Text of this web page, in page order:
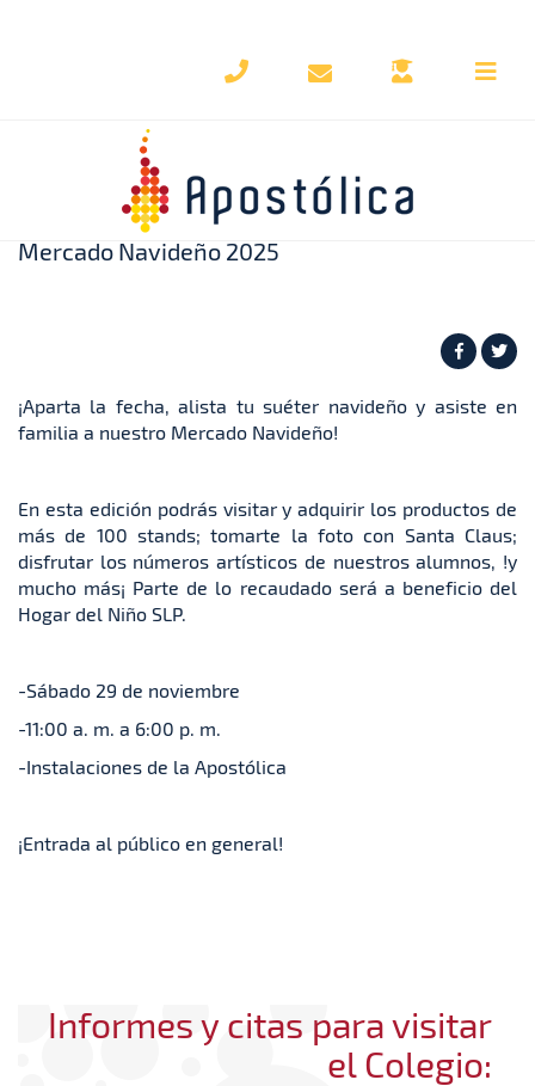
Regresar al blog
Mercado Navideño 2025
¡Aparta la fecha, alista tu suéter navideño y asiste en
familia a nuestro Mercado Navideño!
En esta edición podrás visitar y adquirir los productos de
más de 100 stands; tomarte la foto con Santa Claus;
disfrutar los números artísticos de nuestros alumnos, !y
mucho más¡ Parte de lo recaudado será a beneficio del
Hogar del Niño SLP.
-Sábado 29 de noviembre
-11:00 a. m. a 6:00 p. m.
-Instalaciones de la Apostólica
¡Entrada al público en general!
Informes y citas para visitar
el Colegio: